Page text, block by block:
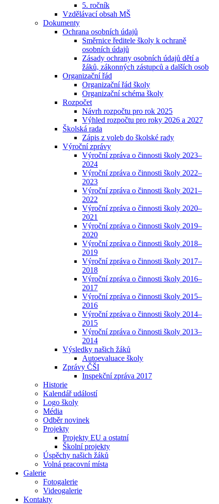
5. ročník
Vzdělávací obsah MŠ
Dokumenty
Ochrana osobních údajů
Směrnice ředitele školy k ochraně
osobních údajů
Zásady ochrany osobních údajů dětí a
žáků, zákonných zástupců a dalších osob
Organizační řád
Organizační řád školy
Organizační schéma školy
Rozpočet
Návrh rozpočtu pro rok 2025
Výhled rozpočtu pro roky 2026 a 2027
Školská rada
Zápis z voleb do školské rady
Výroční zprávy
Výroční zpráva o činnosti školy 2023–
2024
Výroční zpráva o činnosti školy 2022–
2023
Výroční zpráva o činnosti školy 2021–
2022
Výroční zpráva o činnosti školy 2020–
2021
Výroční zpráva o činnosti školy 2019–
2020
Výroční zpráva o činnosti školy 2018–
2019
Výroční zpráva o činnosti školy 2017–
2018
Výroční zpráva o činnosti školy 2016–
2017
Výroční zpráva o činnosti školy 2015–
2016
Výroční zpráva o činnosti školy 2014–
2015
Výroční zpráva o činnosti školy 2013–
2014
Výsledky našich žáků
Autoevaluace školy
Zprávy ČŠI
Inspekční zpráva 2017
Historie
Kalendář událostí
Logo školy
Média
Odběr novinek
Projekty
Projekty EU a ostatní
Školní projekty
Úspěchy našich žáků
Volná pracovní místa
Galerie
Fotogalerie
Videogalerie
Kontakty